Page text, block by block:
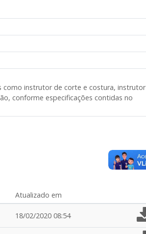
como instrutor de corte e costura, instrutor
conforme especificações contidas no
Atualizado em
18/02/2020 08:54